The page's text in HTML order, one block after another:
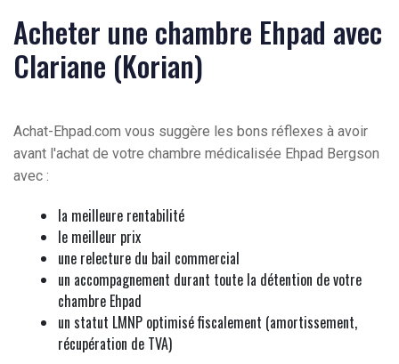
Acheter une chambre Ehpad avec
Clariane (Korian)
Achat-Ehpad.com vous suggère les bons réflexes à avoir
avant l'achat de votre chambre médicalisée Ehpad Bergson
avec :
la meilleure rentabilité
le meilleur prix
une relecture du bail commercial
un accompagnement durant toute la détention de votre
chambre Ehpad
un statut LMNP optimisé fiscalement (amortissement,
récupération de TVA)